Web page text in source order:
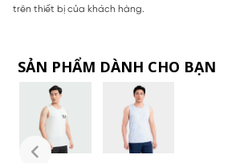
trên thiết bị của khách hàng.
SẢN PHẨM DÀNH CHO BẠN